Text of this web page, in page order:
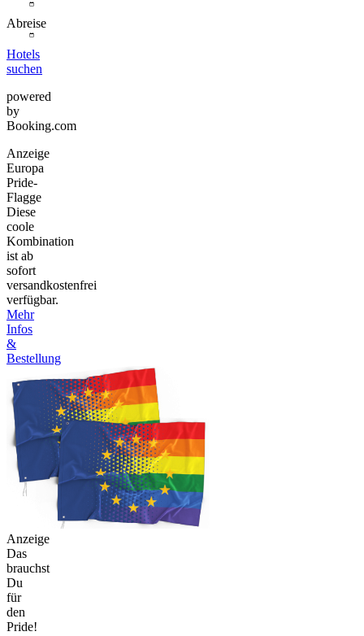
Abreise
Hotels
suchen
powered
by
Booking.com
Anzeige
Europa
Pride-
Flagge
Diese
coole
Kombination
ist ab
sofort
versandkostenfrei
verfügbar.
Mehr
Infos
&
Bestellung
Anzeige
Das
brauchst
Du
für
den
Pride!